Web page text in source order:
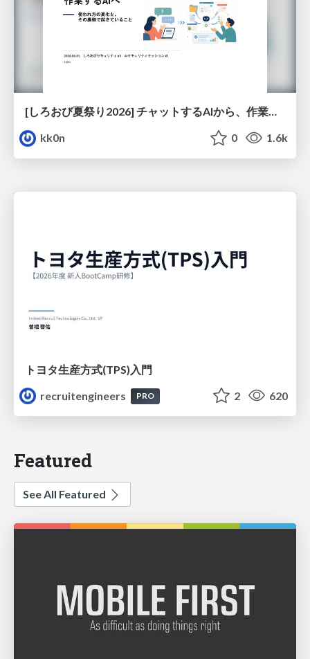
[しろおび夏祭り2026] チャットするAIから、作業するAIへ - 使われ方の変化と、その裏側で起きていること
kk0n
0 1.6k
トヨタ⽣産⽅式(TPS)⼊⾨
recruitengineers
PRO 2 620
Featured
See All Featured